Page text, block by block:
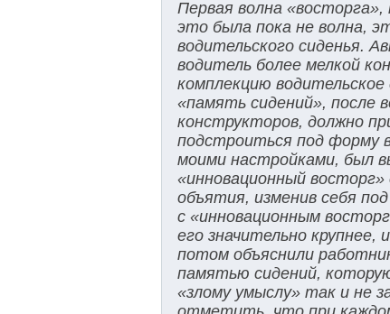
Первая волна
это была пока не волна,
водительского сиденья.
водитель более мелкой
комплекцию
«память сидений», после
конструкторов, должно
подстроиться под форму
моими настройками, был
«инновационный восторг»
объятия, изменив себя
с «инновационным
его значительно
потом объяснили
памятью сидений,
«злому умыслу» так и не